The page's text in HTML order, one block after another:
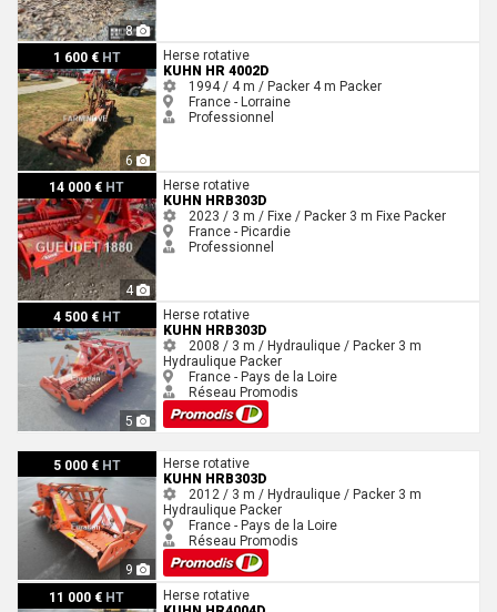
8
1 600 € HT
6
Kuhn Hr 4002d
Herse rotative
KUHN HR 4002D
1994 / 4 m / Packer 4 m Packer
France - Lorraine
Professionnel
14 000 € HT
4
Kuhn HRB303D
Herse rotative
KUHN HRB303D
2023 / 3 m / Fixe / Packer 3 m Fixe Packer
France - Picardie
Professionnel
4 500 € HT
5
Kuhn HRB303D
Herse rotative
KUHN HRB303D
2008 / 3 m / Hydraulique / Packer 3 m
Hydraulique Packer
France - Pays de la Loire
Réseau Promodis
5 000 € HT
9
Kuhn HRB303D
Herse rotative
KUHN HRB303D
2012 / 3 m / Hydraulique / Packer 3 m
Hydraulique Packer
France - Pays de la Loire
Réseau Promodis
11 000 € HT
Kuhn HR4004D
Herse rotative